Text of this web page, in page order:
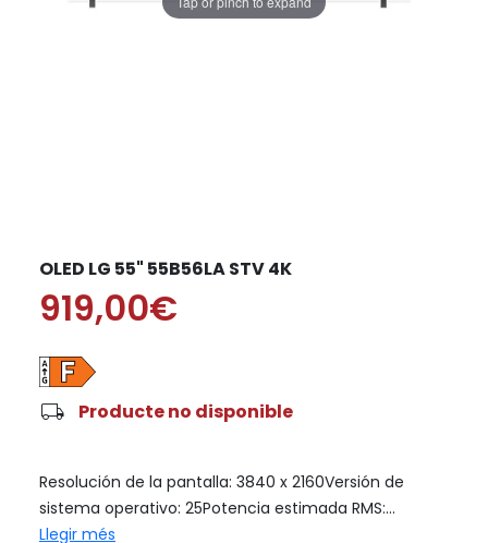
OLED LG 55" 55B56LA STV 4K
919,00€
local_shipping Producte no disponible
Resolución de la pantalla: 3840 x 2160Versión de
sistema operativo: 25Potencia estimada RMS:...
Llegir més